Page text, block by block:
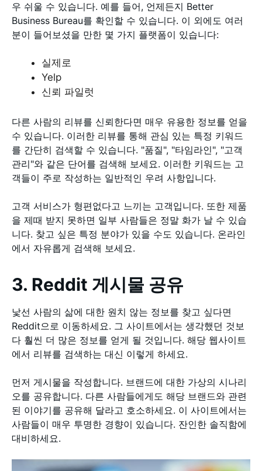
우 쉬울 수 있습니다. 예를 들어, 언제든지 Better
Business Bureau를 확인할 수 있습니다. 이 외에도 여러
분이 들어보셨을 만한 몇 가지 플랫폼이 있습니다:
실제로
Yelp
신뢰 파일럿
다른 사람의 리뷰를 신뢰한다면 매우 유용한 정보를 얻을
수 있습니다. 이러한 리뷰를 통해 관심 있는 특정 키워드
를 간단히 검색할 수 있습니다. "품질", "타임라인", "고객
관리"와 같은 단어를 검색해 보세요. 이러한 키워드는 고
객들이 주로 작성하는 일반적인 우려 사항입니다.
고객 서비스가 형편없다고 느끼는 고객입니다. 또한 제품
을 제때 받지 못하면 일부 사람들은 정말 화가 날 수 있습
니다. 찾고 싶은 특정 분야가 있을 수도 있습니다. 온라인
에서 자유롭게 검색해 보세요.
3. Reddit 게시물 공유
낯선 사람의 삶에 대한 원치 않는 정보를 찾고 싶다면
Reddit으로 이동하세요. 그 사이트에서는 생각했던 것보
다 훨씬 더 많은 정보를 얻게 될 것입니다. 해당 웹사이트
에서 리뷰를 검색하는 대신 이렇게 하세요.
먼저 게시물을 작성합니다. 브랜드에 대한 가상의 시나리
오를 공유합니다. 다른 사람들에게도 해당 브랜드와 관련
된 이야기를 공유해 달라고 호소하세요. 이 사이트에서는
사람들이 매우 투명한 경향이 있습니다. 잔인한 솔직함에
대비하세요.